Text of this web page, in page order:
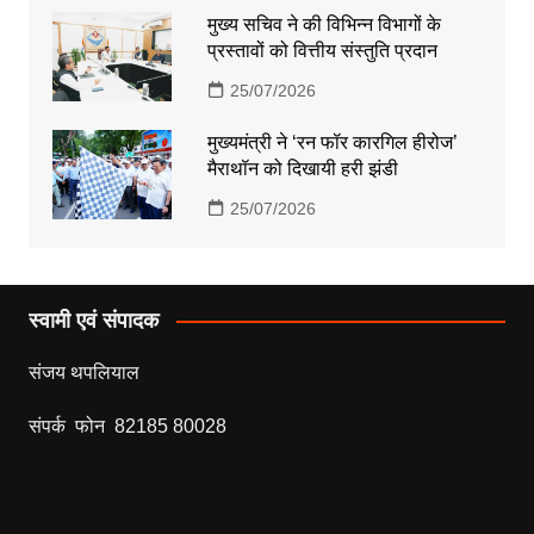
मुख्य सचिव ने की विभिन्न विभागों के
प्रस्तावों को वित्तीय संस्तुति प्रदान
25/07/2026
मुख्यमंत्री ने ‘रन फॉर कारगिल हीरोज’
मैराथॉन को दिखायी हरी झंडी
25/07/2026
स्वामी एवं संपादक
संजय थपलियाल
संपर्क फोन 82185 80028